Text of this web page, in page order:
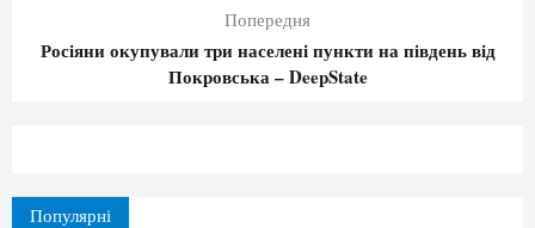
Попередня
Росіяни окупували три населені пункти на південь від
Покровська – DeepState
Популярні